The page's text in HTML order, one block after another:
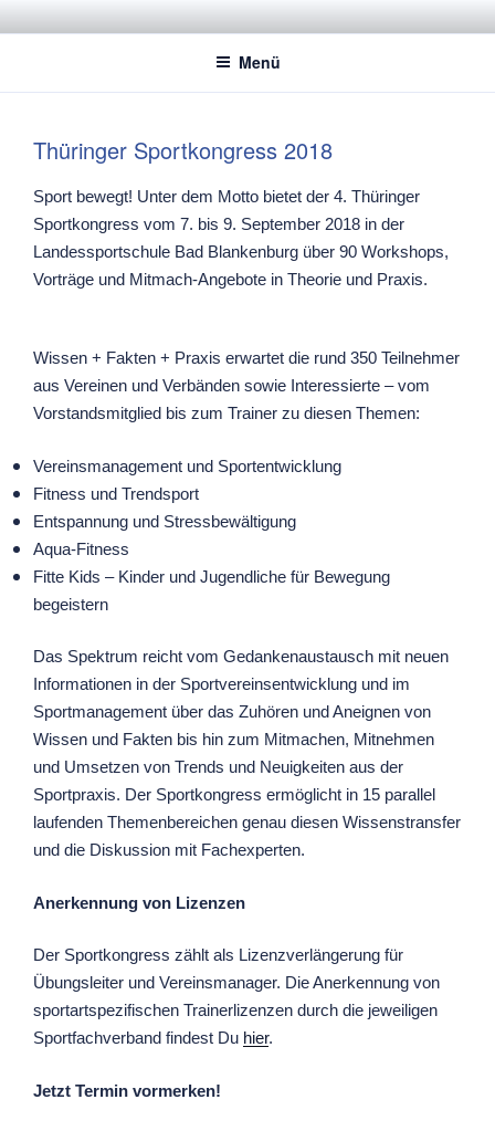
InhaltSTADTSPORTBUND JENA E.V.
Dachverband der Jenaer Sportvereine
Menü
Thüringer Sportkongress 2018
Sport bewegt! Unter dem Motto bietet der 4. Thüringer
Sportkongress vom 7. bis 9. September 2018 in der
Landessportschule Bad Blankenburg über 90 Workshops,
Vorträge und Mitmach-Angebote in Theorie und Praxis.
Wissen + Fakten + Praxis erwartet die rund 350 Teilnehmer
aus Vereinen und Verbänden sowie Interessierte – vom
Vorstandsmitglied bis zum Trainer zu diesen Themen:
Vereinsmanagement und Sportentwicklung
Fitness und Trendsport
Entspannung und Stressbewältigung
Aqua-Fitness
Fitte Kids – Kinder und Jugendliche für Bewegung
begeistern
Das Spektrum reicht vom Gedankenaustausch mit neuen
Informationen in der Sportvereinsentwicklung und im
Sportmanagement über das Zuhören und Aneignen von
Wissen und Fakten bis hin zum Mitmachen, Mitnehmen
und Umsetzen von Trends und Neuigkeiten aus der
Sportpraxis. Der Sportkongress ermöglicht in 15 parallel
laufenden Themenbereichen genau diesen Wissenstransfer
und die Diskussion mit Fachexperten.
Anerkennung von Lizenzen
Der Sportkongress zählt als Lizenzverlängerung für
Übungsleiter und Vereinsmanager. Die Anerkennung von
sportartspezifischen Trainerlizenzen durch die jeweiligen
Sportfachverband findest Du hier.
Jetzt Termin vormerken!